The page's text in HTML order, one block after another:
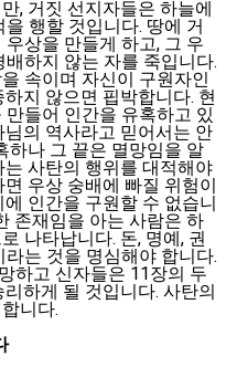
, 거짓 선지자들은 하늘에
행할 것입니다. 땅에 거
상을 만들게 하고, 그 우
하지 않는 자를 죽입니다.
속이며 자신이 구원자인
지 않으면 핍박합니다. 현
들어 인간을 유혹하고 있
의 역사라고 믿어서는 안
하나 그 끝은 멸망임을 알
사탄의 행위를 대적해야
우상 숭배에 빠질 위험이
인간을 구원할 수 없습니
존재임을 아는 사람은 하
나타납니다. 돈, 명예, 권
는 것을 명심해야 합니다.
하고 신자들은 11장의 두
하게 될 것입니다. 사탄의
니다.